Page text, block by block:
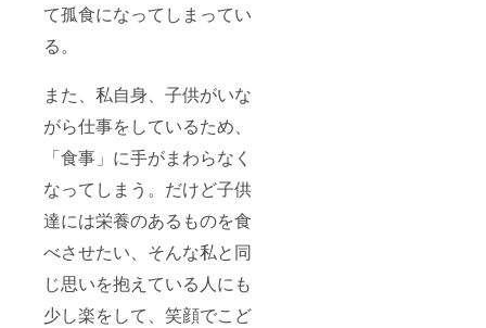
て孤食になってしまってい
る。
また、私自身、子供がいな
がら仕事をしているため、
「食事」に手がまわらなく
なってしまう。だけど子供
達には栄養のあるものを食
べさせたい、そんな私と同
じ思いを抱えている人にも
少し楽をして、笑顔でこど